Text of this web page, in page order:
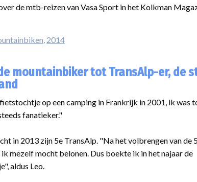
de mtb-reizen van Vasa Sport in het Kolkman
2014
mountainbiker tot TransAlp-er, de
op een camping in Frankrijk in 2001, ik was
fanatieker."
in 2013 zijn 5e TransAlp. "Na het volbrengen van de
mezelf mocht belonen. Dus boekte ik in het najaar de
aldus Leo.